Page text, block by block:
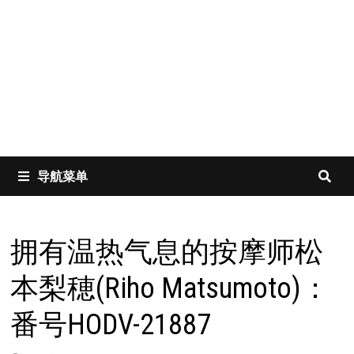
导航菜单
拥有温热气息的按摩师松
本梨穂(Riho Matsumoto)：
番号HODV-21887